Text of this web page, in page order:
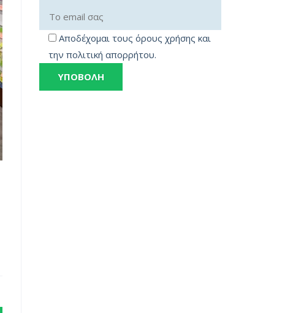
Αποδέχομαι τους όρους χρήσης και
την πολιτική απορρήτου.